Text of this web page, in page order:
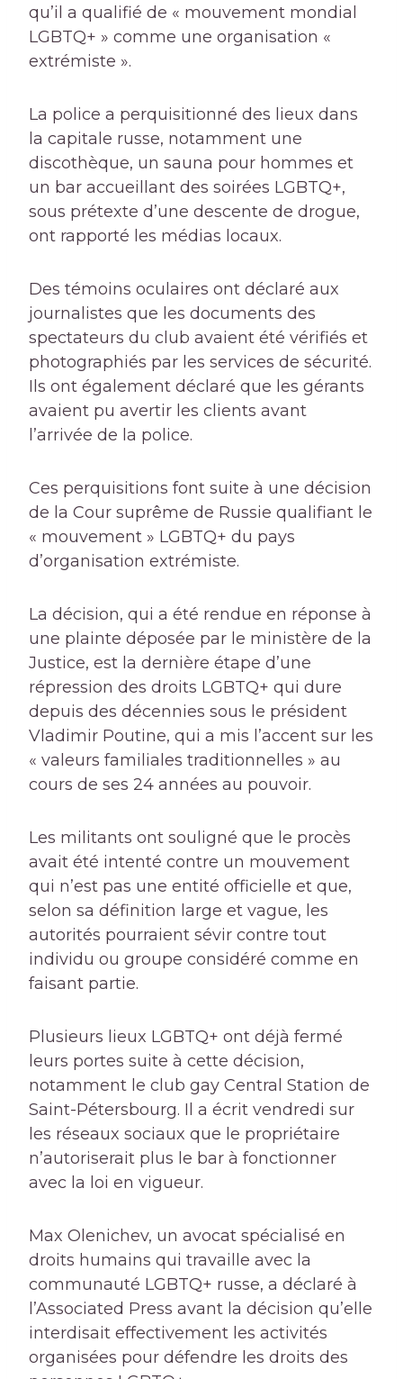
qu’il a qualifié de « mouvement mondial
LGBTQ+ » comme une organisation «
extrémiste ».
La police a perquisitionné des lieux dans
la capitale russe, notamment une
discothèque, un sauna pour hommes et
un bar accueillant des soirées LGBTQ+,
sous prétexte d’une descente de drogue,
ont rapporté les médias locaux.
Des témoins oculaires ont déclaré aux
journalistes que les documents des
spectateurs du club avaient été vérifiés et
photographiés par les services de sécurité.
Ils ont également déclaré que les gérants
avaient pu avertir les clients avant
l’arrivée de la police.
Ces perquisitions font suite à une décision
de la Cour suprême de Russie qualifiant le
« mouvement » LGBTQ+ du pays
d’organisation extrémiste.
La décision, qui a été rendue en réponse à
une plainte déposée par le ministère de la
Justice, est la dernière étape d’une
répression des droits LGBTQ+ qui dure
depuis des décennies sous le président
Vladimir Poutine, qui a mis l’accent sur les
« valeurs familiales traditionnelles » au
cours de ses 24 années au pouvoir.
Les militants ont souligné que le procès
avait été intenté contre un mouvement
qui n’est pas une entité officielle et que,
selon sa définition large et vague, les
autorités pourraient sévir contre tout
individu ou groupe considéré comme en
faisant partie.
Plusieurs lieux LGBTQ+ ont déjà fermé
leurs portes suite à cette décision,
notamment le club gay Central Station de
Saint-Pétersbourg. Il a écrit vendredi sur
les réseaux sociaux que le propriétaire
n’autoriserait plus le bar à fonctionner
avec la loi en vigueur.
Max Olenichev, un avocat spécialisé en
droits humains qui travaille avec la
communauté LGBTQ+ russe, a déclaré à
l’Associated Press avant la décision qu’elle
interdisait effectivement les activités
organisées pour défendre les droits des